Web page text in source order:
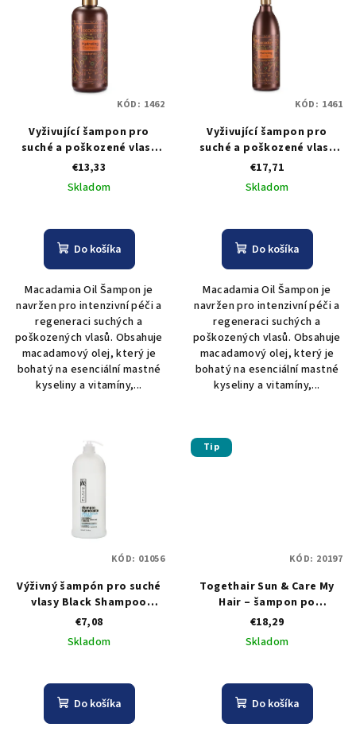
Vyživující šampon pro
suché a poškozené vlasy
Kléral Macadamia Oil
Shampoo - 500 ml
€13,33
Skladom
Do košíka
Macadamia Oil Šampon je
navržen pro intenzivní péči a
regeneraci suchých a
poškozených vlasů. Obsahuje
macadamový olej, který je
bohatý na esenciální mastné
kyseliny a vitamíny,...
KÓD: 1462
Vyživující šampon pro
suché a poškozené vlasy
Kléral Macadamia Oil
Shampoo - 1000 ml
€17,71
Skladom
Do košíka
Macadamia Oil Šampon je
navržen pro intenzivní péči a
regeneraci suchých a
poškozených vlasů. Obsahuje
macadamový olej, který je
bohatý na esenciální mastné
kyseliny a vitamíny,...
KÓD: 1461
Výživný šampón pro suché
vlasy Black Shampoo
Rigenerante 1000 ml
€7,08
Skladom
Do košíka
KÓD: 01056
Tip
Togethair Sun & Care My
Hair – šampon po
opalování na vlasy 200 ml |
hydratace, výživa, aloe
vera, niacinamid
€18,29
Skladom
Do košíka
KÓD: 20197